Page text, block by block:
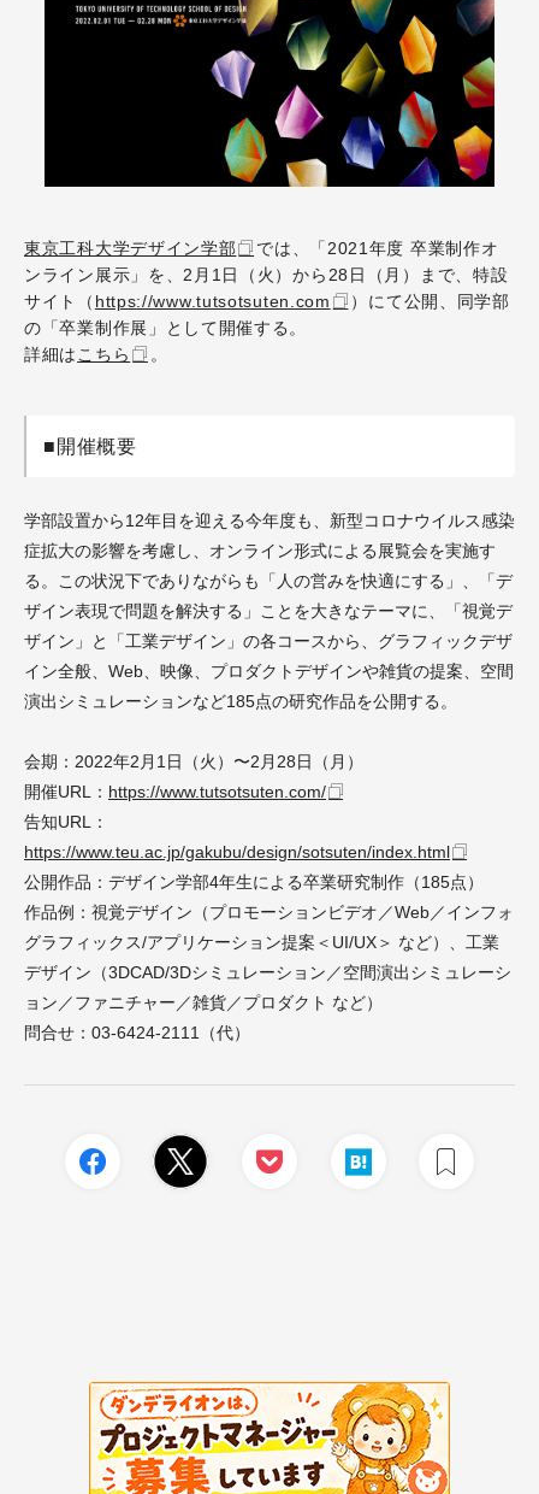
東京工科大学デザイン学部
では、「2021年度 卒業制作オ
ンライン展示」を、2月1日（火）から28日（月）まで、特設
サイト（ https://www.tutsotsuten.com
）にて公開、同学部
の「卒業制作展」として開催する。
詳細は こちら 。
■開催概要
学部設置から12年目を迎える今年度も、新型コロナウイルス感染
症拡大の影響を考慮し、オンライン形式による展覧会を実施す
る。この状況下でありながらも「人の営みを快適にする」、「デ
ザイン表現で問題を解決する」ことを大きなテーマに、「視覚デ
ザイン」と「工業デザイン」の各コースから、グラフィックデザ
イン全般、Web、映像、プロダクトデザインや雑貨の提案、空間
演出シミュレーションなど185点の研究作品を公開する。
会期：2022年2月1日（火）〜2月28日（月）
開催URL： https://www.tutsotsuten.com/
告知URL：
https://www.teu.ac.jp/gakubu/design/sotsuten/index.html
公開作品：デザイン学部4年生による卒業研究制作（185点）
作品例：視覚デザイン（プロモーションビデオ／Web／インフォ
グラフィックス/アプリケーション提案＜UI/UX＞ など）、工業
デザイン（3DCAD/3Dシミュレーション／空間演出シミュレーシ
ョン／ファニチャー／雑貨／プロダクト など）
問合せ：03-6424-2111（代）